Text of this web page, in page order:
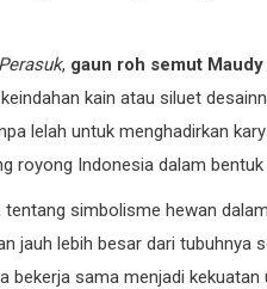
, gaun roh semut
kain atau siluet
lelah untuk menghadirkan
royong Indonesia dalam
simbolisme hewan
jauh lebih besar dari tubuhnya
bekerja sama menjadi